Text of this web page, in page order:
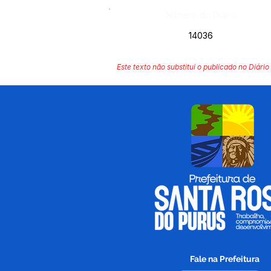
14036
Este texto não substitui o publicado no
Fale na Prefeitura